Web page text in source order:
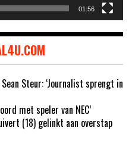
01:56
Steur: ‘Journalist sprengt in
met speler van NEC’
(18) gelinkt aan overstap